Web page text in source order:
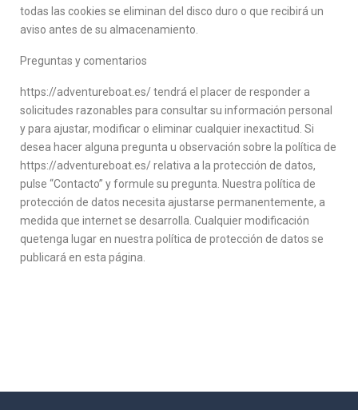
todas las cookies se eliminan del disco duro o que recibirá un
aviso antes de su almacenamiento.
Preguntas y comentarios
https://adventureboat.es/ tendrá el placer de responder a
solicitudes razonables para consultar su información personal
y para ajustar, modificar o eliminar cualquier inexactitud. Si
desea hacer alguna pregunta u observación sobre la política de
https://adventureboat.es/ relativa a la protección de datos,
pulse “Contacto” y formule su pregunta. Nuestra política de
protección de datos necesita ajustarse permanentemente, a
medida que internet se desarrolla. Cualquier modificación
quetenga lugar en nuestra política de protección de datos se
publicará en esta página.